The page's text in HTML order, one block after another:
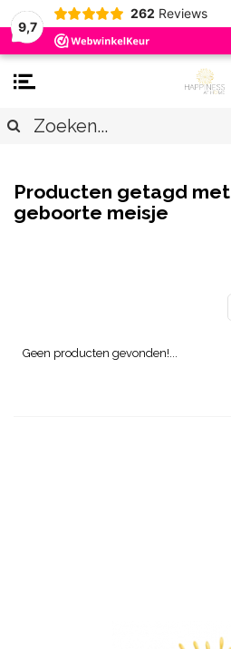
9,7
262 Reviews
Producten getagd met
geboorte meisje
Geen producten gevonden!...